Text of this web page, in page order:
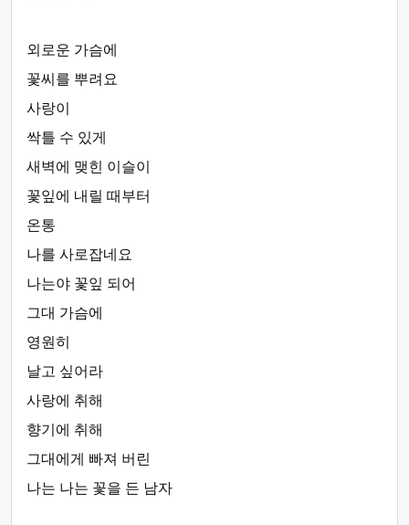
외로운 가슴에
꽃씨를 뿌려요
사랑이
싹틀 수 있게
새벽에 맺힌 이슬이
꽃잎에 내릴 때부터
온통
나를 사로잡네요
나는야 꽃잎 되어
그대 가슴에
영원히
날고 싶어라
사랑에 취해
향기에 취해
그대에게 빠져 버린
나는 나는 꽃을 든 남자